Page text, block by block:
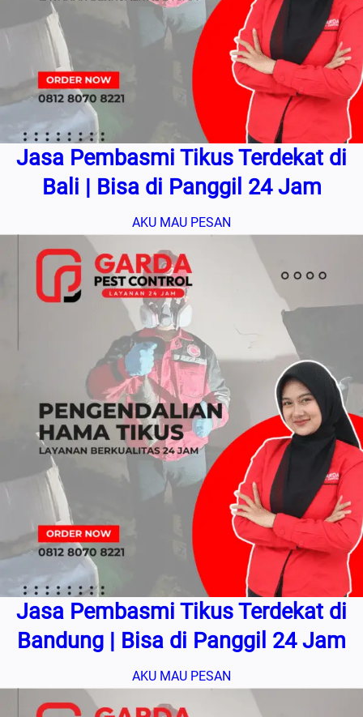
Jasa Pembasmi Tikus Terdekat di
Bali | Bisa di Panggil 24 Jam
AKU MAU PESAN
Jasa Pembasmi Tikus Terdekat di
Bandung | Bisa di Panggil 24 Jam
AKU MAU PESAN